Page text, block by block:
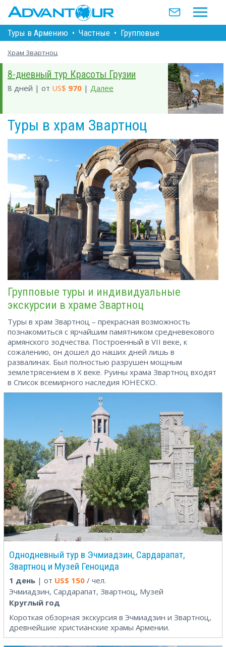
Туры в Армению • Частные • Групповые
Храм Звартноц
8-дневный тур Красоты Грузии
8 дней | от US$ 970 | Далее
Туры в храм Звартноц
Групповые туры и индивидуальные
экскурсии в храме Звартноц
Туры в храм Звартноц – прекрасная возможность
познакомиться с ярчайшим памятником средневекового
армянского зодчества. Построенный в VII веке, к
сожалению, он дошел до наших дней лишь в
развалинах. Был полностью разрушен мощным
землетрясением в X веке. Руины храма Звартноц входят
в Список всемирного наследия ЮНЕСКО.
Однодневный тур в Эчмиадзин, Сардарапат,
Звартноц и Музей Геноцида
1 день | от US$ 150 / чел.
Эчмиадзин, Сардарапат, Звартноц, Музей
Круглый год
Короткая обзорная экскурсия в Эчмиадзин и Звартноц,
древнейшие христианские храмы Армении.